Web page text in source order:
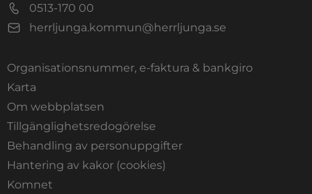
0513-170 00
herrljunga.kommun@herrljunga.se
Organisationsnummer, e-faktura & bankgiro
Karta
Om webbplatsen
Tillgänglighetsredogörelse
Behandling av personuppgifter
Hantering av kakor (cookies)
Komnet